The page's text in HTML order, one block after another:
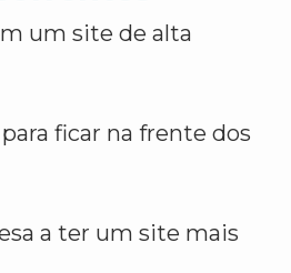
um site de alta
ficar na frente dos
a ter um site mais